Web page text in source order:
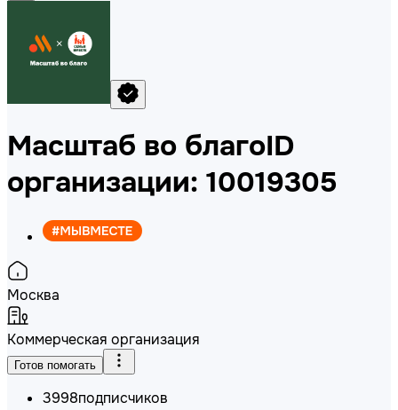
Масштаб во благоID
организации: 10019305
Москва
Коммерческая организация
Готов помогать
3998подписчиков